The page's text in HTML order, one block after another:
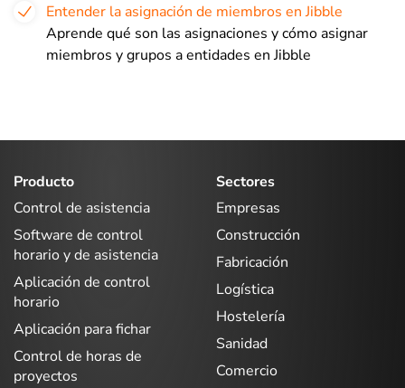
Entender la asignación de miembros en Jibble
Aprende qué son las asignaciones y cómo asignar
miembros y grupos a entidades en Jibble
Producto
Control de asistencia
Software de control
horario y de asistencia
Aplicación de control
horario
Aplicación para fichar
Control de horas de
proyectos
Sectores
Empresas
Construcción
Fabricación
Logística
Hostelería
Sanidad
Comercio